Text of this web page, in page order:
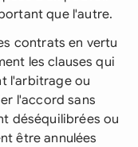
que l'autre.
contrats en vertu
les clauses qui
l'arbitrage ou
l'accord sans
déséquilibrées ou
être annulées